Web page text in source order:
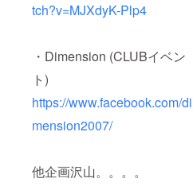
tch?v=MJXdyK-Plp4
・Dimension (CLUBイベン
ト)
https://www.facebook.com/di
mension2007/
他企画沢山。。。。